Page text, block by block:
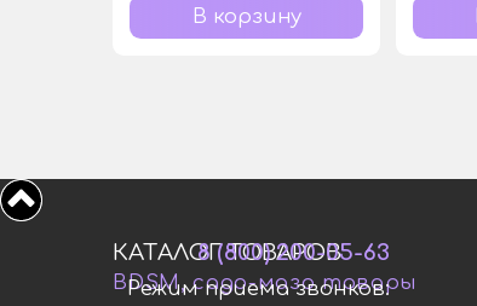
КАТАЛОГ ТОВАРОВ
BDSM, садо-мазо товары
8 (800) 200-05-63
Режим приема звонков: